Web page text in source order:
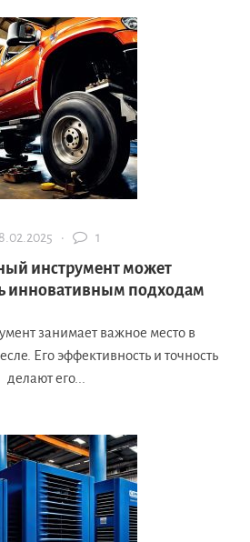
· 1
инструмент может
инновативным подходам
занимает важное место в
Его эффективность и точность
делают его...